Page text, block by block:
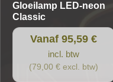
Gloeilamp LED-neon
Classic
Vanaf 95,59 €
incl. btw
(79,00 € excl. btw)